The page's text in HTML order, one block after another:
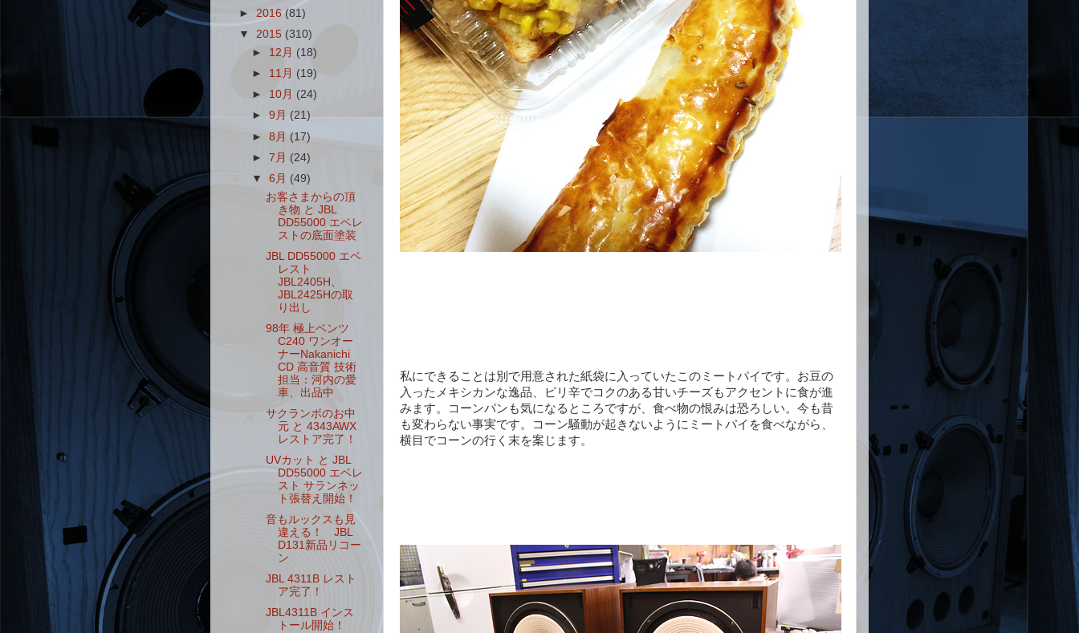
私にできることは別で用意された紙袋に入っていたこのミートパイです。お豆の
入ったメキシカンな逸品、ピリ辛でコクのある甘いチーズもアクセントに食が進
みます。コーンパンも気になるところですが、食べ物の恨みは恐ろしい。今も昔
も変わらない事実です。コーン騒動が起きないようにミートパイを食べながら、
横目でコーンの行く末を案じます。
► 2016 (81)
▼ 2015 (310)
► 12月 (18)
► 11月 (19)
► 10月 (24)
►9月(21)
►8月(17)
►7月 (24)
▼6月 (49)
お客さまからの頂
き物 と JBL
DD55000 エベレ
ストの底面塗装
JBL DD55000 エベ
レスト
JBL2405H、
JBL2425Hの取
り出し
98年 極上ベンツ
C240 ワンオー
ナーNakanichi
CD 高音質 技術
担当：河内の愛
車、出品中
サクランボのお中
元 と 4343AWX
レストア完了！
UVカット と JBL
DD55000 エベレ
スト サランネッ
ト張替え開始！
音もルックスも見
違える！ JBL
D131新品リコー
ン
JBL 4311B レスト
ア完了！
JBL4311B インス
トール開始！